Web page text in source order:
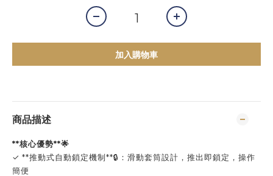
加入購物車
商品描述
**核心優勢**🌟
✓ **推動式自動鎖定機制**🔒：滑動套筒設計，推出即鎖定，操作
簡便